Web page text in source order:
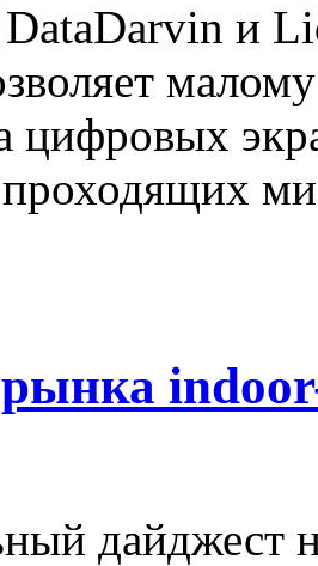
и
цифровых
дайджест